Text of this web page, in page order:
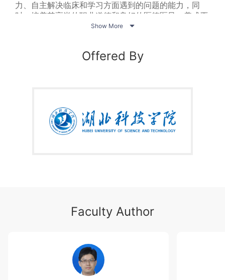
力、自主解决临床和学习方面遇到的问题的能力，同
时，培养其高尚的职业道德和良好的医德医风，养成严
谨的科学态度，养成自主学习、终身学习的理念，培养
Show More 
Offered By
Faculty Author